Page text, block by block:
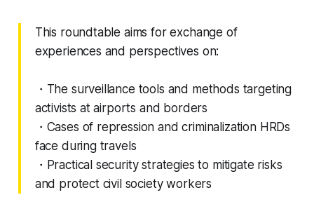
This roundtable aims for exchange of
experiences and perspectives on:
・The surveillance tools and methods targeting
activists at airports and borders
・Cases of repression and criminalization HRDs
face during travels
・Practical security strategies to mitigate risks
and protect civil society workers